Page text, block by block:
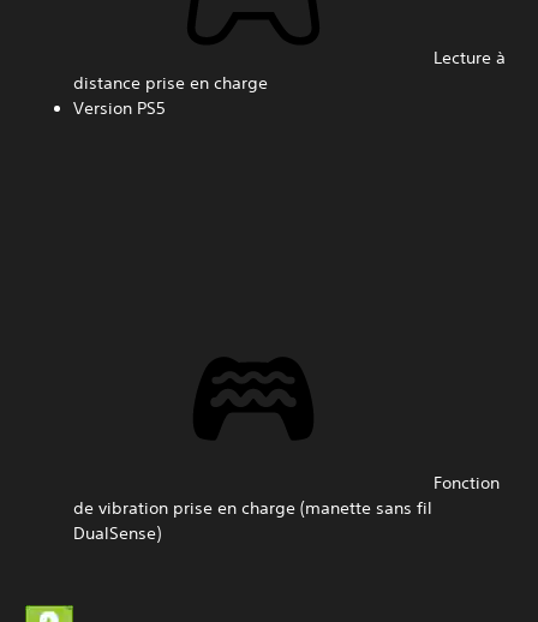
Lecture à
distance prise en charge
Version PS5
Fonction
de vibration prise en charge (manette sans fil
DualSense)